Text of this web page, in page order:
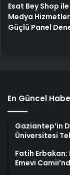
Esat Bey Shop
Medya
Güçlü Panel
En Güncel
Gaziantep’in
Üniversitesi
Fatih Erbakan:
Emevi